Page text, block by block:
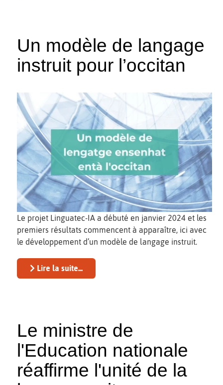
Un modèle de langage
instruit pour l’occitan
Le projet Linguatec-IA a débuté en janvier 2024 et les
premiers résultats commencent à apparaître, ici avec
le développement d’un modèle de langage instruit.
Lire la suite...
Le ministre de
l'Education nationale
réaffirme l'unité de la